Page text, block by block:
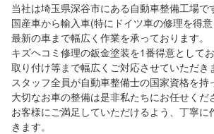
当社は埼玉県深谷市にある自動車整備工場で
国産車から輸入車(特にドイツ車の修理を得
最新の車まで幅広く作業を承っております。
キズヘコミ修理の鈑金塗装を1番得意として
取り付け等まで幅広くご対応させていただき
スタッフ全員が自動車整備士の国家資格を
大切なお車の整備は是非私たちにお任せくだ
お客様にご満足していただけるよう、丁寧
きます。